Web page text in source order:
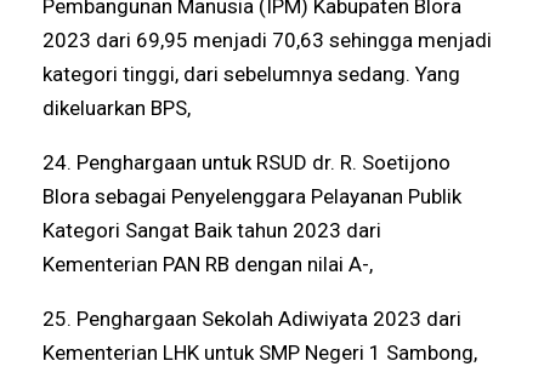
Pembangunan Manusia (IPM) Kabupaten Blora
2023 dari 69,95 menjadi 70,63 sehingga menjadi
kategori tinggi, dari sebelumnya sedang. Yang
dikeluarkan BPS,
24. Penghargaan untuk RSUD dr. R. Soetijono
Blora sebagai Penyelenggara Pelayanan Publik
Kategori Sangat Baik tahun 2023 dari
Kementerian PAN RB dengan nilai A-,
25. Penghargaan Sekolah Adiwiyata 2023 dari
Kementerian LHK untuk SMP Negeri 1 Sambong,